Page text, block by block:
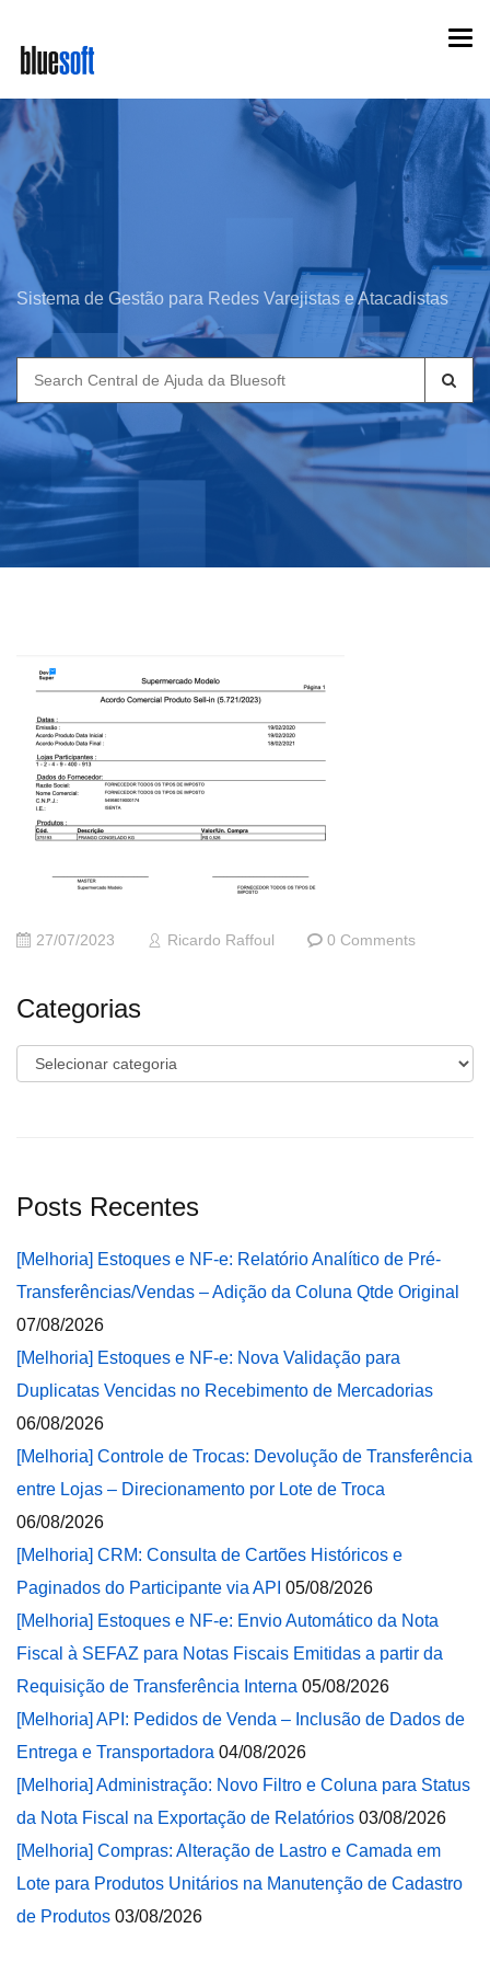
main
content
Sistema de Gestão para Redes Varejistas e Atacadistas
Search
for:
27/07/2023 Ricardo Raffoul 0 Comments
Categorias
Categorias
Posts Recentes
[Melhoria] Estoques e NF-e: Relatório Analítico de Pré-
Transferências/Vendas – Adição da Coluna Qtde Original
07/08/2026
[Melhoria] Estoques e NF-e: Nova Validação para
Duplicatas Vencidas no Recebimento de Mercadorias
06/08/2026
[Melhoria] Controle de Trocas: Devolução de Transferência
entre Lojas – Direcionamento por Lote de Troca
06/08/2026
[Melhoria] CRM: Consulta de Cartões Históricos e
Paginados do Participante via API 05/08/2026
[Melhoria] Estoques e NF-e: Envio Automático da Nota
Fiscal à SEFAZ para Notas Fiscais Emitidas a partir da
Requisição de Transferência Interna 05/08/2026
[Melhoria] API: Pedidos de Venda – Inclusão de Dados de
Entrega e Transportadora 04/08/2026
[Melhoria] Administração: Novo Filtro e Coluna para Status
da Nota Fiscal na Exportação de Relatórios 03/08/2026
[Melhoria] Compras: Alteração de Lastro e Camada em
Lote para Produtos Unitários na Manutenção de Cadastro
de Produtos 03/08/2026